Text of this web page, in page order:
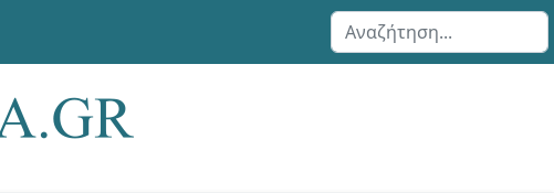
Αναζήτηση...